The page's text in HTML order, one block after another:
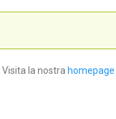
la nostra homepage